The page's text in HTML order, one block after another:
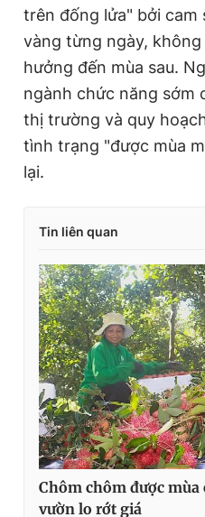
trên đống lửa" bởi cam
vàng từng ngày,
hưởng đến mùa sau.
ngành chức năng sớm
thị trường và quy
tình trạng "được mùa
lại.
Tin liên quan
Chôm chôm được
vườn lo rớt giá